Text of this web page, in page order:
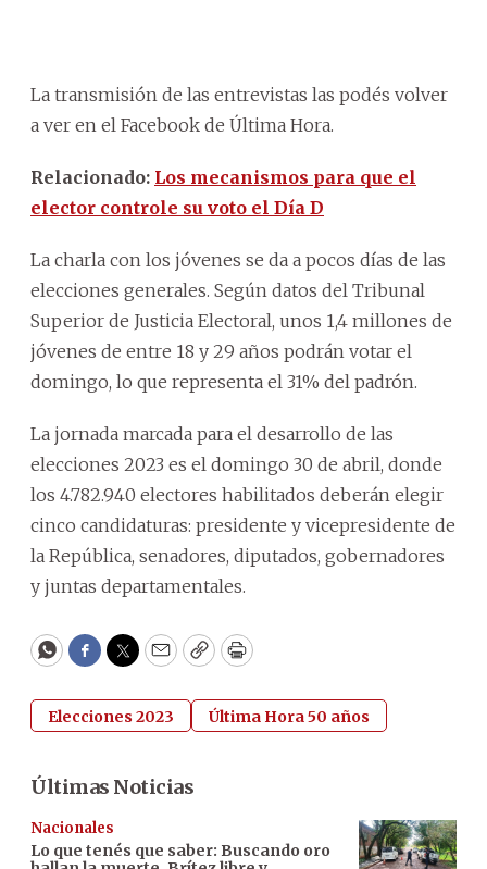
La transmisión de las entrevistas las podés volver
a ver en el Facebook de Última Hora.
Relacionado: Los mecanismos para que el
elector controle su voto el Día D
La charla con los jóvenes se da a pocos días de las
elecciones generales. Según datos del Tribunal
Superior de Justicia Electoral, unos 1,4 millones de
jóvenes de entre 18 y 29 años podrán votar el
domingo, lo que representa el 31% del padrón.
La jornada marcada para el desarrollo de las
elecciones 2023 es el domingo 30 de abril, donde
los 4.782.940 electores habilitados deberán elegir
cinco candidaturas: presidente y vicepresidente de
la República, senadores, diputados, gobernadores
y juntas departamentales.
WhatsApp
Facebook
Twitter
EmailCopyPrint
Elecciones 2023 Última Hora 50 años
Últimas Noticias
Nacionales
Lo que tenés que saber: Buscando oro